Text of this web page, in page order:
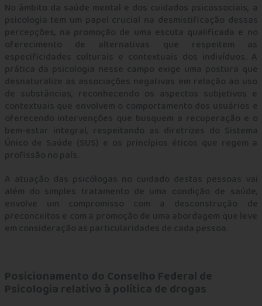
Prontuário e Registro Documental
Publicidade e Divulgação Profissional
Quebra de sigilo
QUEM ESTÁ HABILITADO PARA ATUAR COMO
PSICÓLOGA(O)?
Uso de Técnicas Psicológicas e não Psicológicas
Violência Autoprovocada e Suicídio
No âmbito da saúde mental e dos cuidados psicossociais, a
psicologia tem um papel crucial na desmistificação dessas
percepções, na promoção de uma escuta qualificada e no
oferecimento de alternativas que respeitem as
especificidades culturais e contextuais dos indivíduos. A
prática da psicologia nesse campo exige uma postura que
desnaturalize as associações negativas em relação ao uso
de substâncias, reconhecendo os aspectos subjetivos e
contextuais que envolvem o comportamento dos usuários e
oferecendo intervenções que busquem a recuperação e o
bem-estar integral, respeitando as diretrizes do Sistema
Único de Saúde (SUS) e os princípios éticos que regem a
profissão no país.
A atuação das psicólogas no cuidado destas pessoas vai
além do simples tratamento de uma condição de saúde,
envolve um compromisso com a desconstrução de
preconceitos e com a promoção de uma abordagem que leve
em consideração as particularidades de cada pessoa.
Posicionamento do Conselho Federal de
Psicologia relativo à política de drogas